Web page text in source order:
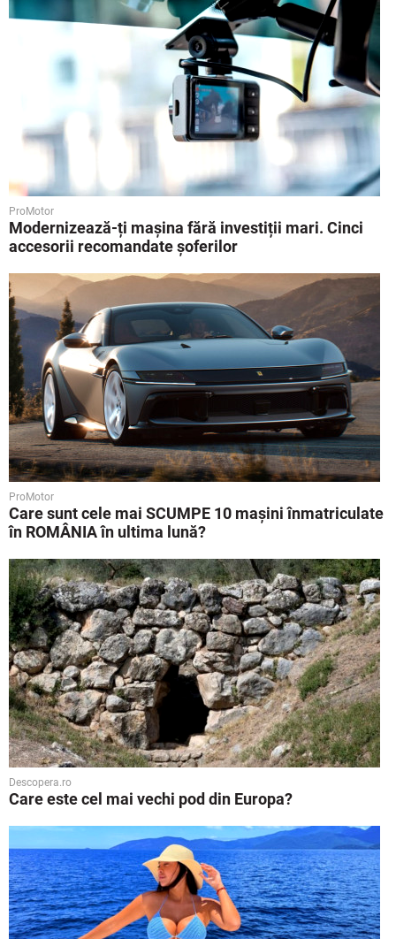
ProMotor
Modernizează-ți mașina fără investiții mari. Cinci
accesorii recomandate șoferilor
ProMotor
Care sunt cele mai SCUMPE 10 mașini înmatriculate
în ROMÂNIA în ultima lună?
Descopera.ro
Care este cel mai vechi pod din Europa?